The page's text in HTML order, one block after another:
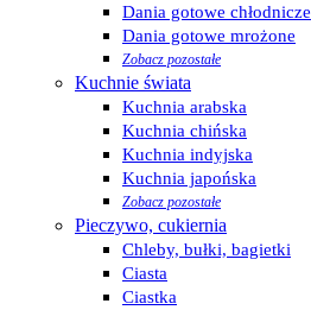
Dania gotowe chłodnicze
Dania gotowe mrożone
Zobacz pozostałe
Kuchnie świata
Kuchnia arabska
Kuchnia chińska
Kuchnia indyjska
Kuchnia japońska
Zobacz pozostałe
Pieczywo, cukiernia
Chleby, bułki, bagietki
Ciasta
Ciastka